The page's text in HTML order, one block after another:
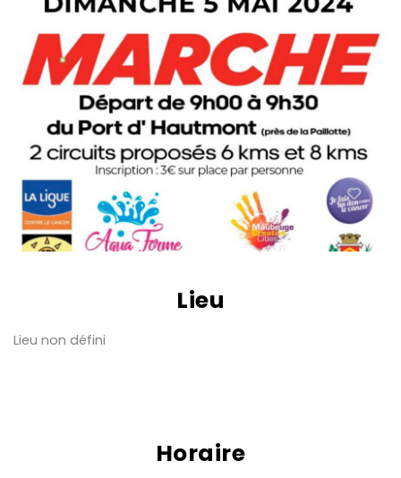
Lieu
Lieu non défini
Horaire